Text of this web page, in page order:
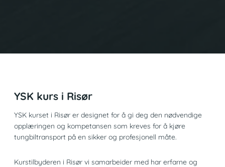
YSK kurs i Risør
YSK kurset i Risør er designet for å gi deg den nødvendige
opplæringen og kompetansen som kreves for å kjøre
tungbiltransport på en sikker og profesjonell måte.
Kurstilbyderen i Risør vi samarbeider med har erfarne og